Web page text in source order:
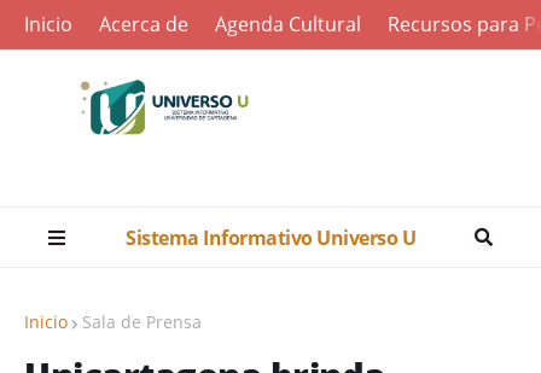
Inicio Acerca de Agenda Cultural Recursos para
Sistema Informativo Universo U
Inicio Sala de Prensa